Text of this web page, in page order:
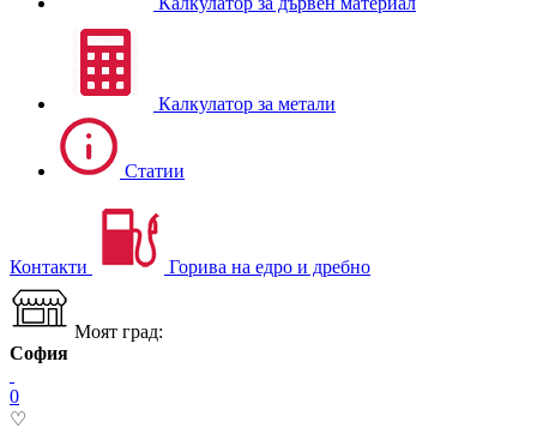
Калкулатор за метали
Статии
Контакти Горива на едро и дребно
Моят град:
София
0
♡